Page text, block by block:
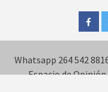
Whatsapp 264 542
Espacio de